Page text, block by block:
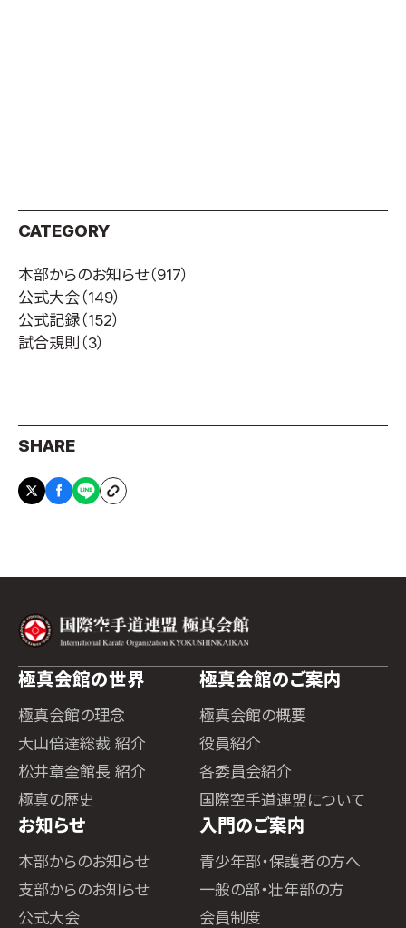
CATEGORY
本部からのお知らせ（917）
公式大会（149）
公式記録（152）
試合規則 （3）
SHARE
極真会館の世界
極真会館の理念
大山倍達総裁 紹介
松井章奎館長 紹介
極真の歴史
極真会館のご案内
極真会館の概要
役員紹介
各委員会紹介
国際空手道連盟について
お知らせ
本部からのお知らせ
支部からのお知らせ
公式大会
入門のご案内
青少年部・保護者の方へ
一般の部・壮年部の方
会員制度